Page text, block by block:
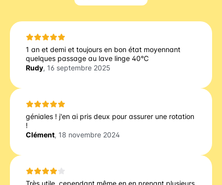
1 an et demi et toujours en bon état moyennant
quelques passage au lave linge 40°C
Rudy, 16 septembre 2025
géniales ! j'en ai pris deux pour assurer une rotation
!
Clément, 18 novembre 2024
Très utile, cependant même en en prenant plusieurs